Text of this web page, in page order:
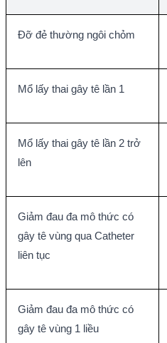
Đỡ đẻ thường ngôi chỏm
Mổ lấy thai gây tê lần 1
Mổ lấy thai gây tê lần 2 trở
lên
Giảm đau đa mô thức có
gây tê vùng qua Catheter
liên tục
Giảm đau đa mô thức có
gây tê vùng 1 liều